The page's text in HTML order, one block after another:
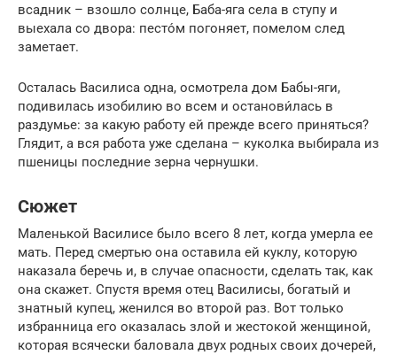
всадник – взошло солнце, Баба-яга села в ступу и
выехала со двора: песто́м погоняет, помелом след
заметает.
Осталась Василиса одна, осмотрела дом Бабы-яги,
подивилась изобилию во всем и останови́лась в
раздумье: за какую работу ей прежде всего приняться?
Глядит, а вся работа уже сделана – куколка выбирала из
пшеницы последние зерна чернушки.
Сюжет
Маленькой Василисе было всего 8 лет, когда умерла ее
мать. Перед смертью она оставила ей куклу, которую
наказала беречь и, в случае опасности, сделать так, как
она скажет. Спустя время отец Василисы, богатый и
знатный купец, женился во второй раз. Вот только
избранница его оказалась злой и жестокой женщиной,
которая всячески баловала двух родных своих дочерей,